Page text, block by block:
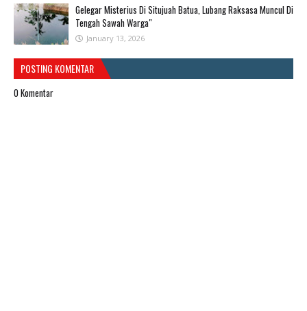
Gelegar Misterius Di Situjuah Batua, Lubang Raksasa Muncul Di
Tengah Sawah Warga"
January 13, 2026
POSTING KOMENTAR
0 Komentar